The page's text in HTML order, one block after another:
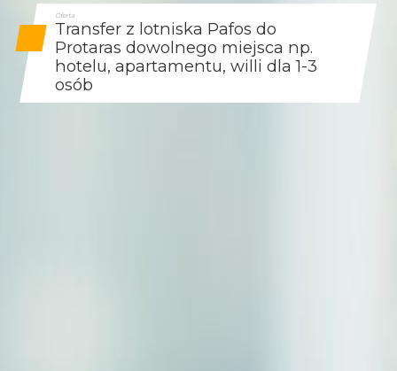
Oferta
Transfer z lotniska Pafos do
Protaras dowolnego miejsca np.
hotelu, apartamentu, willi dla 1-3
osób